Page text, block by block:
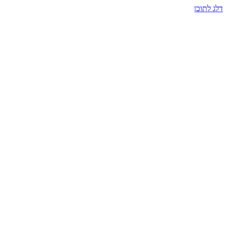
דלג לתוכן